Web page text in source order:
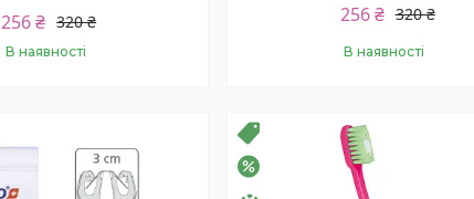
320 ₴
256 ₴
В наявності
320 ₴
256 ₴
В наявності
Розпродаж